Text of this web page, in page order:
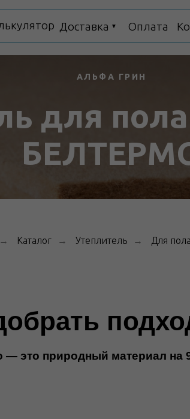
Доставка ▼ Оплата
для
АЛЬФА ГРИН
→ Каталог → Утеплитель → Для пола
это природный материал на